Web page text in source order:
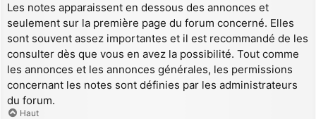
Les notes apparaissent en dessous des annonces et
seulement sur la première page du forum concerné. Elles
sont souvent assez importantes et il est recommandé de les
consulter dès que vous en avez la possibilité. Tout comme
les annonces et les annonces générales, les permissions
concernant les notes sont définies par les administrateurs
du forum.
Haut